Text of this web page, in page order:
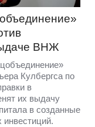
ВНЖ
Кулбергса по
в
их выдачу
в созданные